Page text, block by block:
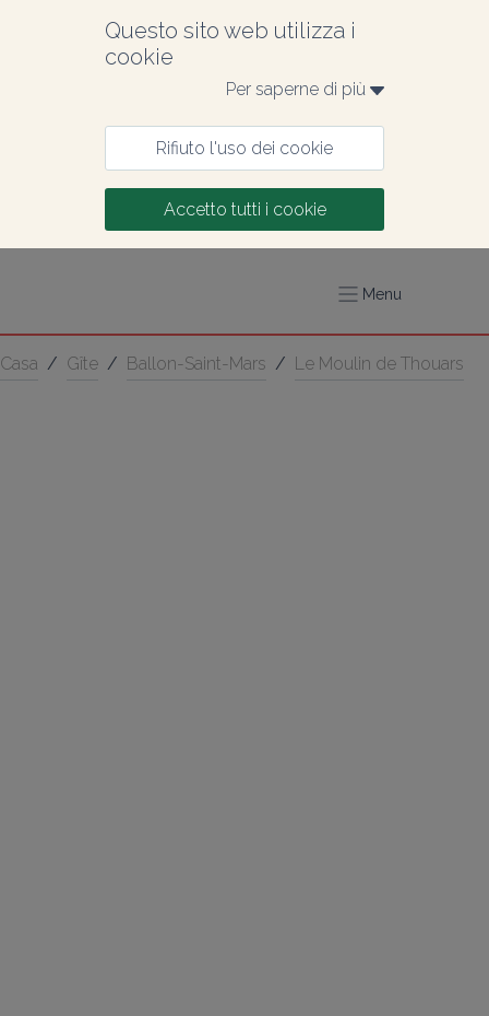
Questo sito web utilizza i
cookie
Per saperne di più
Rifiuto l'uso dei cookie
Accetto tutti i cookie
Menu
Casa / Gîte / Ballon-Saint-Mars / Le Moulin de Thouars